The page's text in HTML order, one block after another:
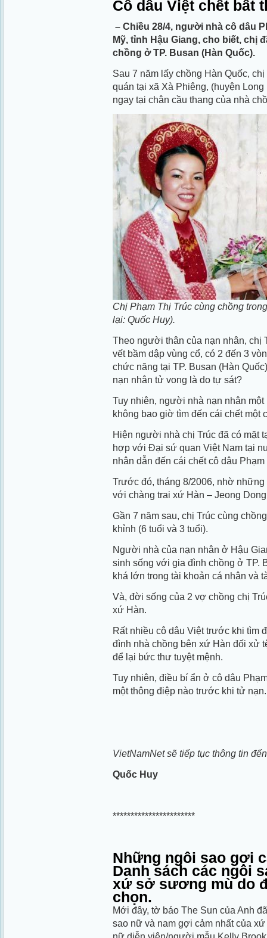
Cô dâu Việt chết bất
– Chiều 28/4, người nhà cô dâu
Mỹ, tỉnh Hậu Giang, cho biết, chị
chồng ở TP. Busan (Hàn Quốc).
Sau 7 năm lấy chồng Hàn Quốc,
quán tại xã Xà Phiêng, (huyện
ngay tại chân cầu thang của nhà
Chị Phạm Thị Trúc cùng chồng
lại: Quốc Huy).
Theo người thân của nạn nhân, chị
vết bầm dập vùng cổ, có 2 đến 3
chức năng tại TP. Busan (Hàn
nạn nhân tử vong là do tự sát?
Tuy nhiên, người nhà nạn nhân
không bao giờ tìm đến cái chết một
Hiện người nhà chị Trúc đã có mặt
hợp với Đại sứ quan Việt Nam tại
nhân dẫn đến cái chết cô dâu Phạm
Trước đó, tháng 8/2006, nhờ
với chàng trai xứ Hàn – Jeong
Gần 7 năm sau, chị Trúc cùng
khỉnh (6 tuổi và 3 tuổi).
Người nhà của nạn nhân ở Hậu
sinh sống với gia đình chồng ở TP.
khá lớn trong tài khoản cá nhân và
Và, đời sống của 2 vợ chồng chị
xứ Hàn.
Rất nhiều cô dâu Việt trước khi tìm
đình nhà chồng bên xứ Hàn đối xử
để lại bức thư tuyệt mệnh.
Tuy nhiên, điều bí ẩn ở cô dâu
một thông điệp nào trước khi tử nạn.
VietNamNet sẽ tiếp tục thông tin
Quốc Huy
***********************
Những ngôi sao gợi
Danh sách các ngôi
xứ sở sương mù do
chọn.
Mới đây, tờ báo The Sun của Anh
sao nữ và nam gợi cảm nhất của